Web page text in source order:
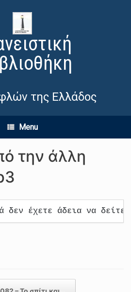
της Ελλάδος
Menu
την άλλη
δεν έχετε άδεια να δείτε